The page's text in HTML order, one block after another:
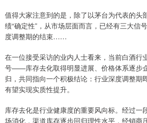
值得大家注意到的是，除了以茅台为代表的头
绩“确定性”，从市场层面而言，已经有三大信
度调整期的结束……
在一位接受采访的业内人士看来，当前白酒行
号——库存去化取得明显进展、价格体系逐步
归，共同指向一个积极结论：行业深度调整期
有望实现实质性提升。
库存去化是行业健康度的重要风向标。经过一
场消化，渠道库存逐步回归理性水平，经销商